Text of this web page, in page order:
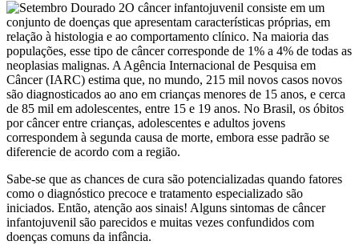
O câncer infantojuvenil consiste em um
conjunto de doenças que apresentam características próprias, em
relação à histologia e ao comportamento clínico. Na maioria das
populações, esse tipo de câncer corresponde de 1% a 4% de todas as
neoplasias malignas. A Agência Internacional de Pesquisa em
Câncer (IARC) estima que, no mundo, 215 mil novos casos novos
são diagnosticados ao ano em crianças menores de 15 anos, e cerca
de 85 mil em adolescentes, entre 15 e 19 anos. No Brasil, os óbitos
por câncer entre crianças, adolescentes e adultos jovens
correspondem à segunda causa de morte, embora esse padrão se
diferencie de acordo com a região.
Sabe-se que as chances de cura são potencializadas quando fatores
como o diagnóstico precoce e tratamento especializado são
iniciados. Então, atenção aos sinais! Alguns sintomas de câncer
infantojuvenil são parecidos e muitas vezes confundidos com
doenças comuns da infância.